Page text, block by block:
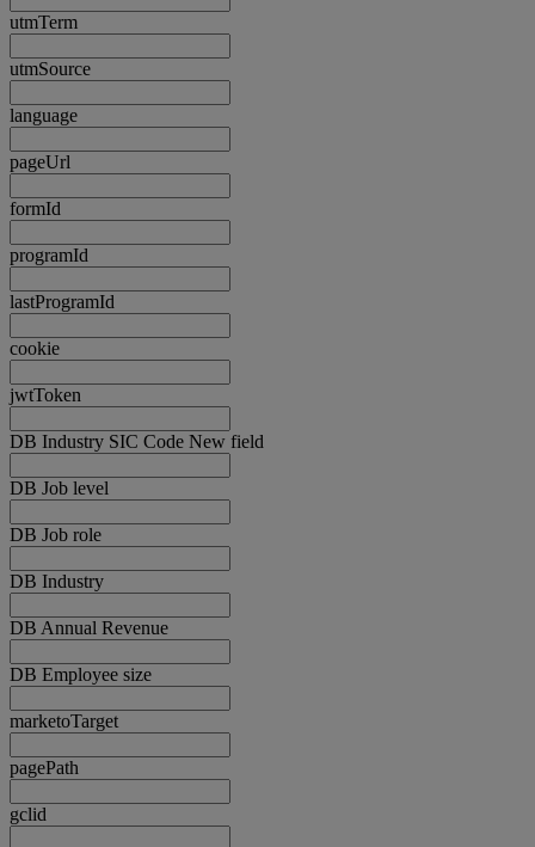
utmTerm
utmSource
language
pageUrl
formId
programId
lastProgramId
cookie
jwtToken
DB Industry SIC Code New field
DB Job level
DB Job role
DB Industry
DB Annual Revenue
DB Employee size
marketoTarget
pagePath
gclid